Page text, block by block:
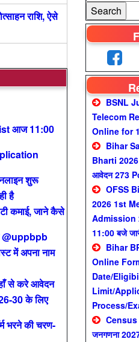
राशि, ऐसे
आज 11:00
शुरू
है
कमाई, जाने कैसे
@uppbpb
में अपना नाम
से करे आवेदन
30 के लिए
भरने की चरण-
BSNL
Telecom
Online for
Bihar
Bharti 2026
आवेदन 273
OFSS
2026 1st
Admission
11:00 बजे
Bihar
Online
Date/
Limit/
Process/
जनगणना